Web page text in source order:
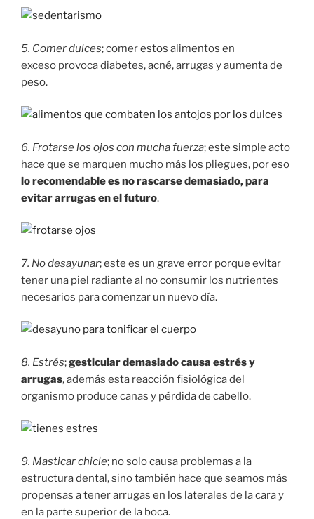
5. Comer dulces; comer estos alimentos en
exceso provoca diabetes, acné, arrugas y aumenta de
peso.
6. Frotarse los ojos con mucha fuerza; este simple acto
hace que se marquen mucho más los pliegues, por eso
lo recomendable es no rascarse demasiado, para
evitar arrugas en el futuro.
7. No desayunar; este es un grave error porque evitar
tener una piel radiante al no consumir los nutrientes
necesarios para comenzar un nuevo día.
8. Estrés;gesticular demasiado causa estrés y
arrugas, además esta reacción fisiológica del
organismo produce canas y pérdida de cabello.
9. Masticar chicle; no solo causa problemas a la
estructura dental, sino también hace que seamos más
propensas a tener arrugas en los laterales de la cara y
en la parte superior de la boca.